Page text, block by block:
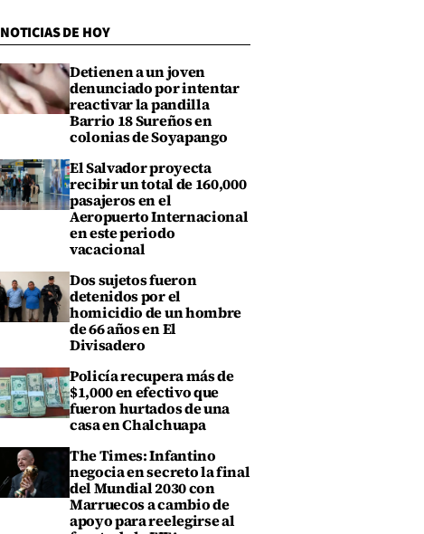
NOTICIAS DE HOY
Detienen a un joven
denunciado por intentar
reactivar la pandilla
Barrio 18 Sureños en
colonias de Soyapango
El Salvador proyecta
recibir un total de 160,000
pasajeros en el
Aeropuerto Internacional
en este periodo
vacacional
Dos sujetos fueron
detenidos por el
homicidio de un hombre
de 66 años en El
Divisadero
Policía recupera más de
$1,000 en efectivo que
fueron hurtados de una
casa en Chalchuapa
The Times: Infantino
negocia en secreto la final
del Mundial 2030 con
Marruecos a cambio de
apoyo para reelegirse al